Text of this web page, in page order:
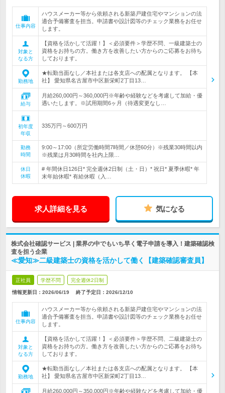
仕事内容
ハウスメーカー等から依頼される新築戸建住宅やマンションの法
適合予備審査を担当。申請書や設計図等のチェック業務をお任せ
します。
対象と
なる方
【資格を活かして活躍！】＜必須要件＞学歴不問、一級建築士の
資格をお持ちの方。働き方を改善したい方からのご応募をお待ち
しております。
勤務地
★転勤当面なし／本社または各支店への配属となります。 【本
社】 愛知県名古屋市中区新栄町2丁目13…
給与
月給260,000円～360,000円※年齢や経験などを考慮して加給・優
遇いたします。※試用期間6ヶ月（待遇変更なし…
初年度
年収
335万円～600万円
勤務
時間
9:00～17:00（所定労働時間7時間／休憩60分）※残業30時間以内
※残業は月30時間を社内上限…
休日
休暇
# 年間休日126日* 完全週休2日制（土・日）* 祝日* 夏季休暇* 年
末年始休暇* 有給休暇（入…
求人詳細を見る 気になる
株式会社確認サービス | 業界の中でもいち早く電子申請を導入！建築確認検
査を担う企業
≪愛知≫二級建築士の資格を活かして働く【建築確認審査員】
正社員 学歴不問 完全週休2日制
情報更新日：2026/06/19 終了予定日： 2026/12/10
仕事内容
ハウスメーカー等から依頼される新築戸建住宅やマンションの法
適合予備審査を担当。申請書や設計図等のチェック業務をお任せ
します。
対象と
なる方
【資格を活かして活躍！】＜必須要件＞学歴不問、二級建築士の
資格をお持ちの方。働き方を改善したい方からのご応募をお待ち
しております。
勤務地
★転勤当面なし／本社または各支店への配属となります。 【本
社】 愛知県名古屋市中区新栄町2丁目13…
月給260,000円～350,000円※年齢や経験などを考慮して加給・優